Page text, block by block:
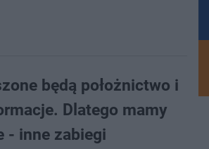
będą położnictwo i
Dlatego mamy
- inne zabiegi